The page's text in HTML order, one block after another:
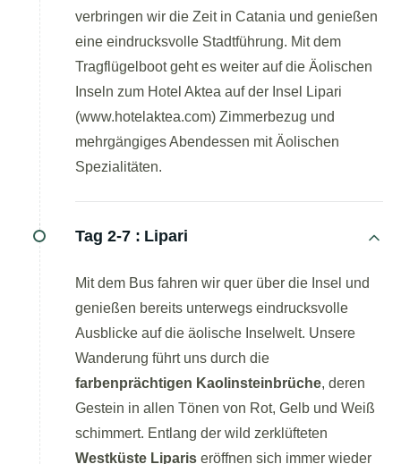
verbringen wir die Zeit in Catania und genießen
eine eindrucksvolle Stadtführung. Mit dem
Tragflügelboot geht es weiter auf die Äolischen
Inseln zum Hotel Aktea auf der Insel Lipari
(www.hotelaktea.com) Zimmerbezug und
mehrgängiges Abendessen mit Äolischen
Spezialitäten.
Tag 2-7 : Lipari
Mit dem Bus fahren wir quer über die Insel und
genießen bereits unterwegs eindrucksvolle
Ausblicke auf die äolische Inselwelt. Unsere
Wanderung führt uns durch die
farbenprächtigen Kaolinsteinbrüche, deren
Gestein in allen Tönen von Rot, Gelb und Weiß
schimmert. Entlang der wild zerklüfteten
Westküste Liparis eröffnen sich immer wieder